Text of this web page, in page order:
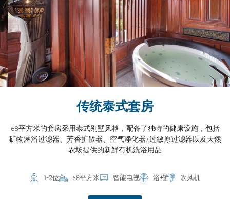
传统泰式套房
68平方米的套房采用泰式别墅风格，配备了独特的健康设施，包括
矿物淋浴过滤器、芳香扩散器、空气净化器/过敏原过滤器以及天然
农场提供的新鮮有机洗浴用品
1-2位 68平方米 智能电视 浴袍 吹风机